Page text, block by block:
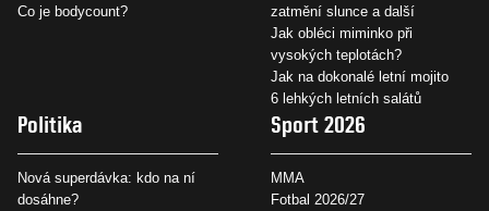
Co je bodycount?
zatmění slunce a další
Jak obléci miminko při
vysokých teplotách?
Jak na dokonalé letní mojito
6 lehkých letních salátů
Politika
Nová superdávka: kdo na ní
dosáhne?
Sport 2026
MMA
Fotbal 2026/27